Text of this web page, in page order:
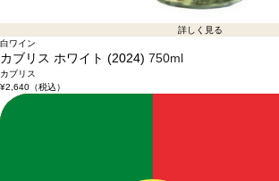
詳しく見る
白ワイン
カブリス ホワイト (2024) 750ml
カブリス
¥2,640（税込）